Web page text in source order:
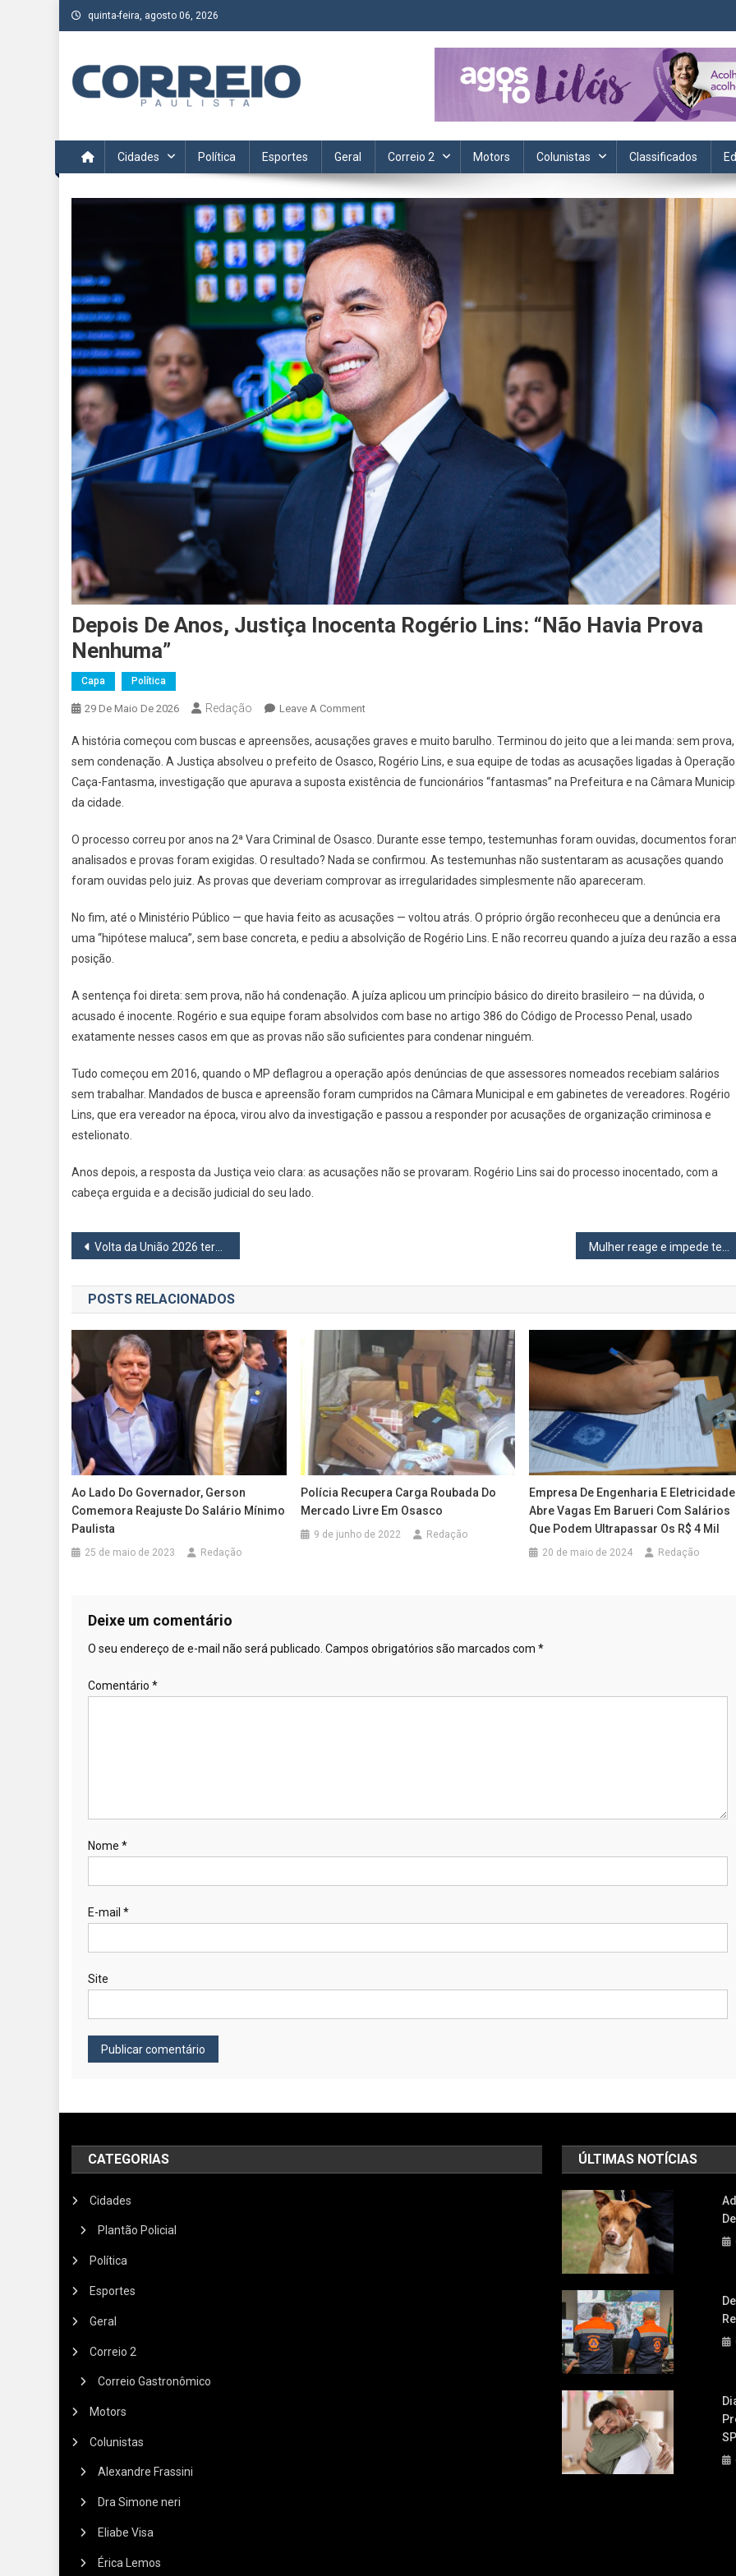
Skip
to
quinta-feira, agosto 06, 2026
Acompanhe as últimas notícias da região no Correio Paulista. Informação, política, saúde, economia, esportes e cotidiano.
Cidades Política Esportes Geral Correio 2 Motors Colunistas Classificados
Depois De Anos, Justiça Inocenta Rogério Lins: “Não Havia Prova
Nenhuma”
Capa Política
29 De Maio De 2026 Redação Leave A CommentOn
De
Anos,
Justiça
Lins:
“Não
Havia
Nenhuma”
A história começou com buscas e apreensões, acusações graves e muito barulho. Terminou do jeito que a lei manda: sem prova,
sem condenação. A Justiça absolveu o prefeito de Osasco, Rogério Lins, e sua equipe de todas as acusações ligadas à Operação
Caça-Fantasma, investigação que apurava a suposta existência de funcionários “fantasmas” na Prefeitura e na Câmara
da cidade.
O processo correu por anos na 2ª Vara Criminal de Osasco. Durante esse tempo, testemunhas foram ouvidas, documentos
analisados e provas foram exigidas. O resultado? Nada se confirmou. As testemunhas não sustentaram as acusações quando
foram ouvidas pelo juiz. As provas que deveriam comprovar as irregularidades simplesmente não apareceram.
No fim, até o Ministério Público — que havia feito as acusações — voltou atrás. O próprio órgão reconheceu que a denúncia era
uma “hipótese maluca”, sem base concreta, e pediu a absolvição de Rogério Lins. E não recorreu quando a juíza deu razão a essa
posição.
A sentença foi direta: sem prova, não há condenação. A juíza aplicou um princípio básico do direito brasileiro — na dúvida, o
acusado é inocente. Rogério e sua equipe foram absolvidos com base no artigo 386 do Código de Processo Penal, usado
exatamente nesses casos em que as provas não são suficientes para condenar ninguém.
Tudo começou em 2016, quando o MP deflagrou a operação após denúncias de que assessores nomeados recebiam salários
sem trabalhar. Mandados de busca e apreensão foram cumpridos na Câmara Municipal e em gabinetes de vereadores. Rogério
Lins, que era vereador na época, virou alvo da investigação e passou a responder por acusações de organização criminosa e
estelionato.
Anos depois, a resposta da Justiça veio clara: as acusações não se provaram. Rogério Lins sai do processo inocentado, com a
cabeça erguida e a decisão judicial do seu lado.
Navegação
de
Post
Volta da União 2026 terá maior premiação da história e promete movimentar Osasco
POSTS RELACIONADOS
Ao Lado Do Governador, Gerson
Comemora Reajuste Do Salário Mínimo
Paulista
25 de maio de 2023 Redação
Polícia Recupera Carga Roubada Do
Mercado Livre Em Osasco
9 de junho de 2022 Redação
Empresa De Engenharia E Eletricidade
Abre Vagas Em Barueri Com Salários
Que Podem Ultrapassar Os R$ 4 Mil
20 de maio de 2024 Redação
Deixe um comentário
O seu endereço de e-mail não será publicado. Campos obrigatórios são marcados com *
Comentário *
Nome *
E-mail *
Site
CATEGORIAS
Cidades
Plantão Policial
Política
Esportes
Geral
Correio 2
Correio Gastronômico
Motors
Colunistas
Alexandre Frassini
Dra Simone neri
Eliabe Visa
Érica Lemos
ÚLTIMAS NOTÍCIAS
SP